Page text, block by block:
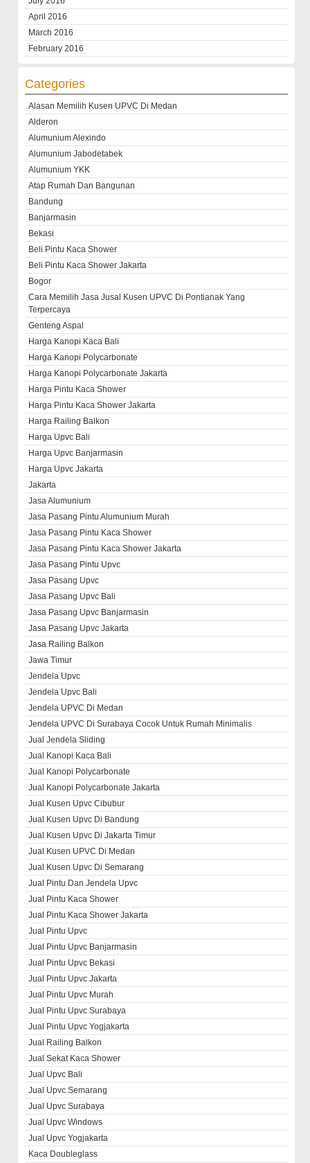
April 2016
March 2016
February 2016
Categories
Alasan Memilih Kusen UPVC Di Medan
Alderon
Alumunium Alexindo
Alumunium Jabodetabek
Alumunium YKK
Atap Rumah Dan Bangunan
Bandung
Banjarmasin
Bekasi
Beli Pintu Kaca Shower
Beli Pintu Kaca Shower Jakarta
Bogor
Cara Memilih Jasa Jusal Kusen UPVC Di Pontianak Yang
Terpercaya
Genteng Aspal
Harga Kanopi Kaca Bali
Harga Kanopi Polycarbonate
Harga Kanopi Polycarbonate Jakarta
Harga Pintu Kaca Shower
Harga Pintu Kaca Shower Jakarta
Harga Railing Balkon
Harga Upvc Bali
Harga Upvc Banjarmasin
Harga Upvc Jakarta
Jakarta
Jasa Alumunium
Jasa Pasang Pintu Alumunium Murah
Jasa Pasang Pintu Kaca Shower
Jasa Pasang Pintu Kaca Shower Jakarta
Jasa Pasang Pintu Upvc
Jasa Pasang Upvc
Jasa Pasang Upvc Bali
Jasa Pasang Upvc Banjarmasin
Jasa Pasang Upvc Jakarta
Jasa Railing Balkon
Jawa Timur
Jendela Upvc
Jendela Upvc Bali
Jendela UPVC Di Medan
Jendela UPVC Di Surabaya Cocok Untuk Rumah Minimalis
Jual Jendela Sliding
Jual Kanopi Kaca Bali
Jual Kanopi Polycarbonate
Jual Kanopi Polycarbonate Jakarta
Jual Kusen Upvc Cibubur
Jual Kusen Upvc Di Bandung
Jual Kusen Upvc Di Jakarta Timur
Jual Kusen UPVC Di Medan
Jual Kusen Upvc Di Semarang
Jual Pintu Dan Jendela Upvc
Jual Pintu Kaca Shower
Jual Pintu Kaca Shower Jakarta
Jual Pintu Upvc
Jual Pintu Upvc Banjarmasin
Jual Pintu Upvc Bekasi
Jual Pintu Upvc Jakarta
Jual Pintu Upvc Murah
Jual Pintu Upvc Surabaya
Jual Pintu Upvc Yogjakarta
Jual Railing Balkon
Jual Sekat Kaca Shower
Jual Upvc Bali
Jual Upvc Semarang
Jual Upvc Surabaya
Jual Upvc Windows
Jual Upvc Yogjakarta
Kaca Doubleglass